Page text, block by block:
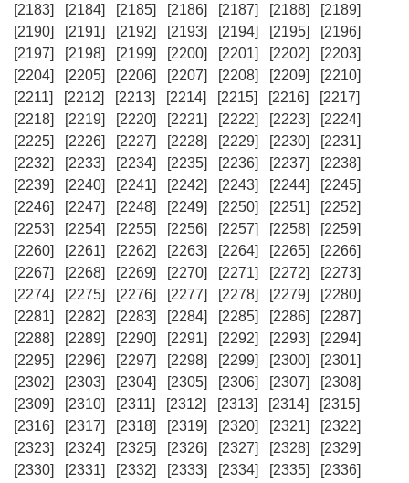
[2183]
[2184] [2185] [2186] [2187] [2188]
[2189]
[2190]
[2191] [2192] [2193] [2194] [2195]
[2196]
[2197]
[2198] [2199] [2200] [2201] [2202]
[2203]
[2204]
[2205] [2206] [2207] [2208] [2209]
[2210]
[2211]
[2212] [2213] [2214] [2215] [2216]
[2217]
[2218]
[2219] [2220] [2221] [2222] [2223]
[2224]
[2225]
[2226] [2227] [2228] [2229] [2230]
[2231]
[2232]
[2233] [2234] [2235] [2236] [2237]
[2238]
[2239]
[2240] [2241] [2242] [2243] [2244]
[2245]
[2246]
[2247] [2248] [2249] [2250] [2251]
[2252]
[2253]
[2254] [2255] [2256] [2257] [2258]
[2259]
[2260]
[2261] [2262] [2263] [2264] [2265]
[2266]
[2267]
[2268] [2269] [2270] [2271] [2272]
[2273]
[2274]
[2275] [2276] [2277] [2278] [2279]
[2280]
[2281]
[2282] [2283] [2284] [2285] [2286]
[2287]
[2288]
[2289] [2290] [2291] [2292] [2293]
[2294]
[2295]
[2296] [2297] [2298] [2299] [2300]
[2301]
[2302]
[2303] [2304] [2305] [2306] [2307]
[2308]
[2309]
[2310] [2311] [2312] [2313] [2314]
[2315]
[2316]
[2317] [2318] [2319] [2320] [2321]
[2322]
[2323]
[2324] [2325] [2326] [2327] [2328]
[2329]
[2330]
[2331] [2332] [2333] [2334] [2335]
[2336]